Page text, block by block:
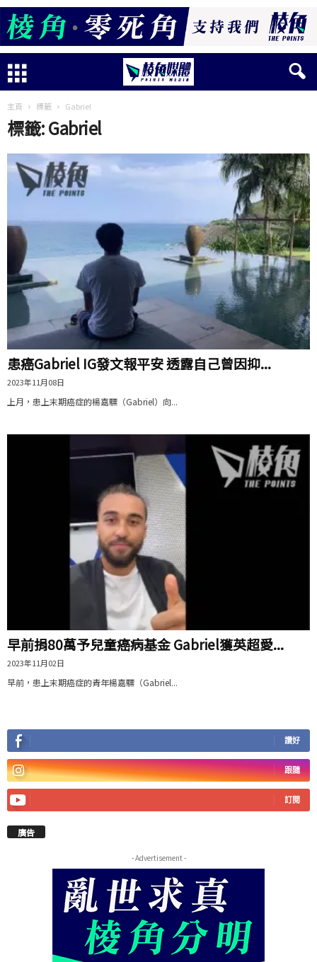
主頁 標籤 Gabriel
標籤: Gabriel
患癌Gabriel IG發文報平安 透露自己曾因抑...
2023年11月08日
上月，患上末期癌症的楊嘉驃（Gabriel）向...
早前捐80萬予兒童癌病基金 Gabriel獲英超愛...
2023年11月02日
早前，患上末期癌症的青年楊嘉驃（Gabriel...
讚好
跟隨
訂閱
廣告
- Advertisement -